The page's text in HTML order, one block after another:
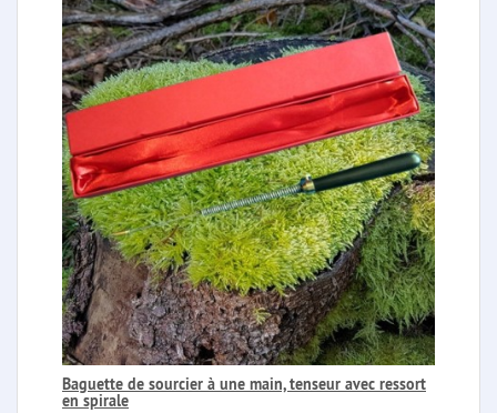
Baguette de sourcier à une main, tenseur avec ressort
en spirale